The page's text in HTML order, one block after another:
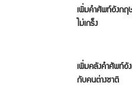
เพิ่มคำศัพท์อังกฤ
ไม่เกร็ง
เพิ่มคลังคำศัพท์อั
กับคนต่างชาติ